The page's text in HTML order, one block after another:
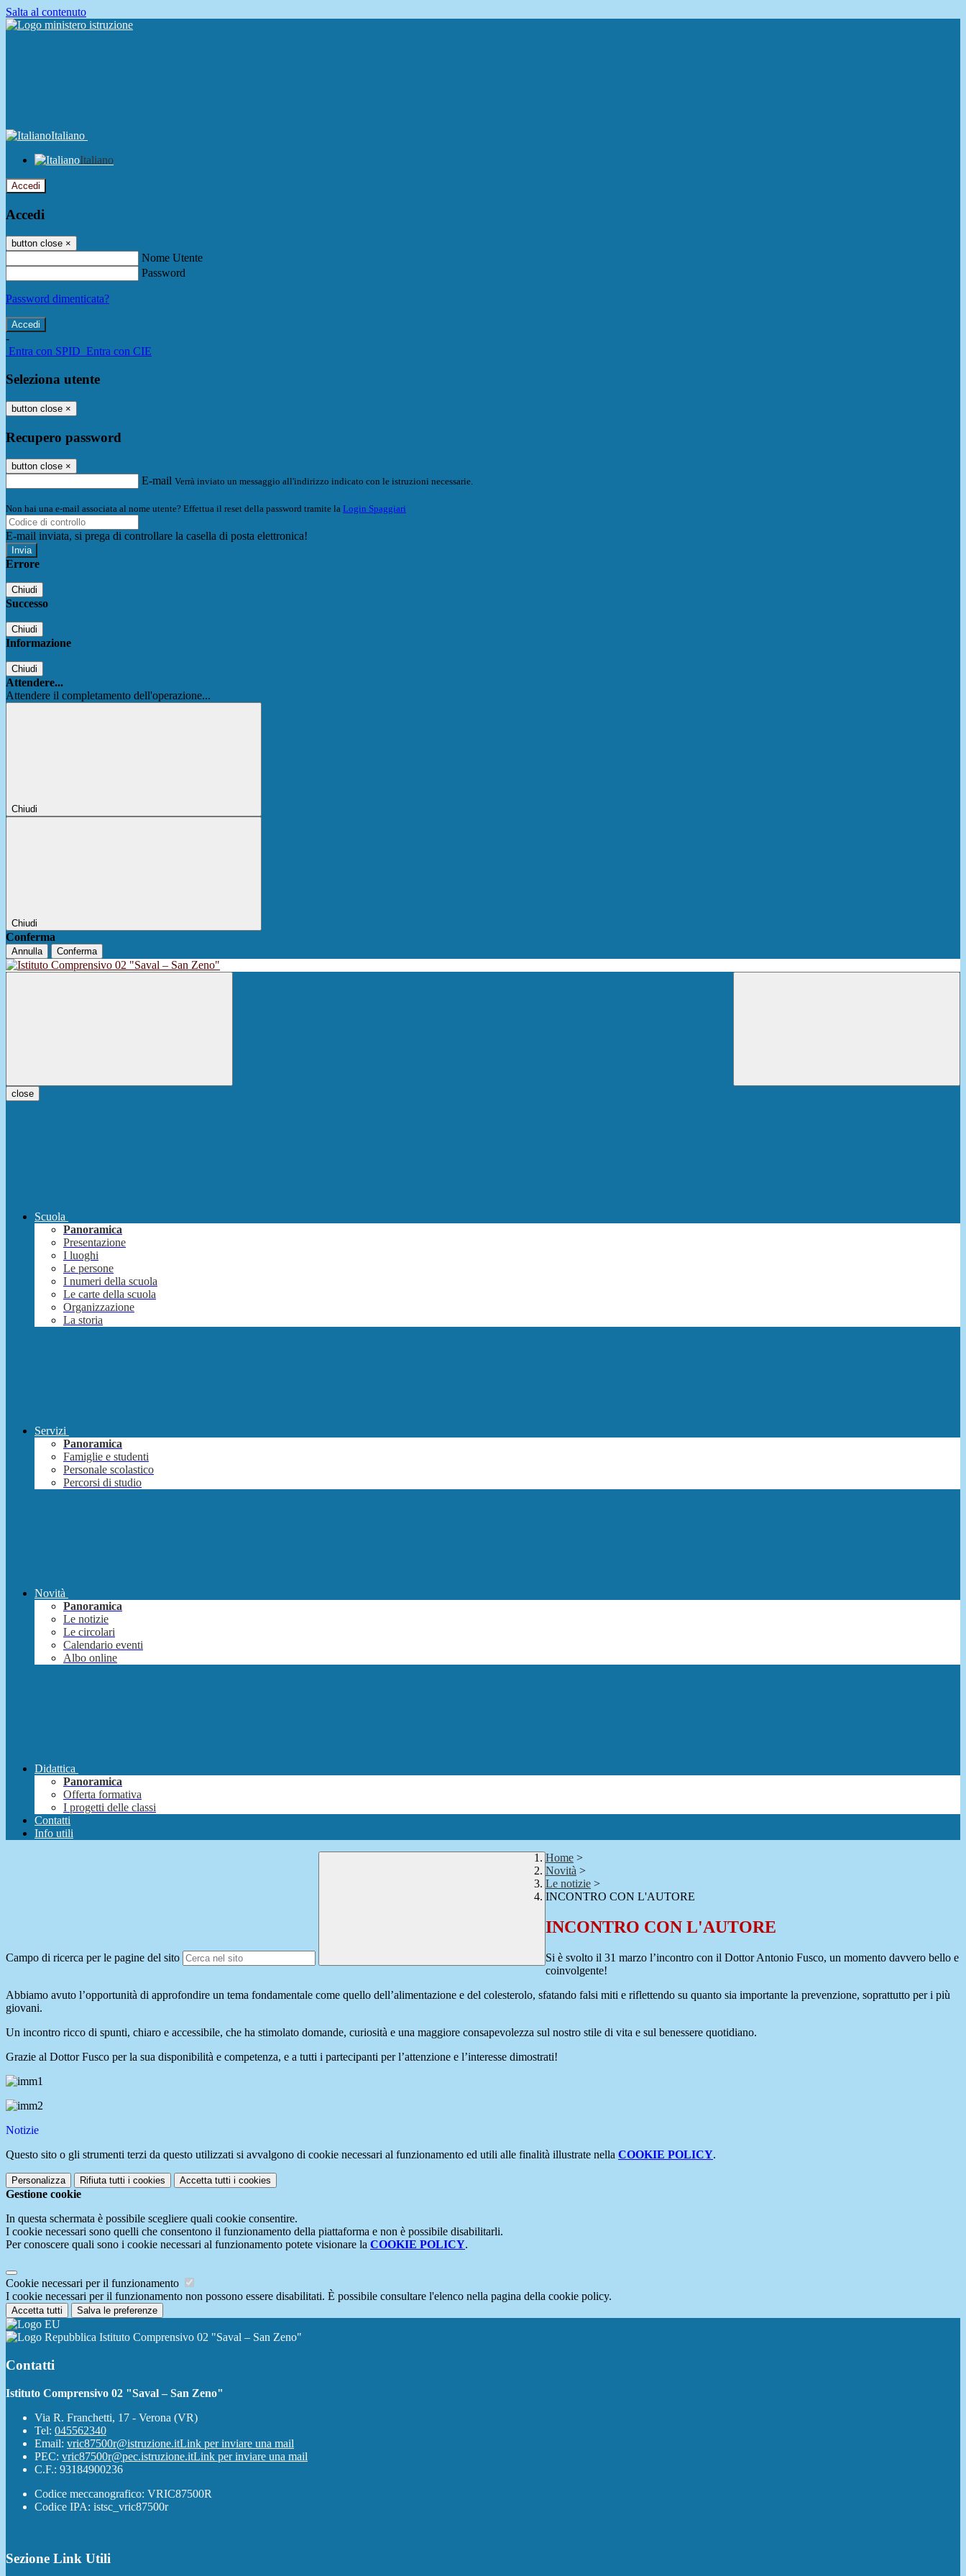
Salta al contenuto
Italiano
Italiano
Accedi
Accedi
button close ×
Nome Utente
Password
Password dimenticata?
-
Entra con SPID Entra con CIE
Seleziona utente
button close ×
Recupero password
button close ×
E-mail Verrà inviato un messaggio all'indirizzo indicato con le istruzioni necessarie.
Non hai una e-mail associata al nome utente? Effettua il reset della password tramite la Login Spaggiari
E-mail inviata, si prega di controllare la casella di posta elettronica!
Errore
Chiudi
Successo
Chiudi
Informazione
Chiudi
Attendere...
Attendere il completamento dell'operazione...
Chiudi
Chiudi
Conferma
Annulla Conferma
close
Scuola
Panoramica
Presentazione
I luoghi
Le persone
I numeri della scuola
Le carte della scuola
Organizzazione
La storia
Servizi
Panoramica
Famiglie e studenti
Personale scolastico
Percorsi di studio
Novità
Panoramica
Le notizie
Le circolari
Calendario eventi
Albo online
Didattica
Panoramica
Offerta formativa
I progetti delle classi
Contatti
Info utili
Campo di ricerca per le pagine del sito
Home >
Novità >
Le notizie >
INCONTRO CON L'AUTORE
INCONTRO CON L'AUTORE
Si è svolto il 31 marzo l’incontro con il Dottor Antonio Fusco, un momento davvero bello e
coinvolgente!
Abbiamo avuto l’opportunità di approfondire un tema fondamentale come quello dell’alimentazione e del colesterolo, sfatando falsi miti e riflettendo su quanto sia importante la prevenzione, soprattutto per i più
giovani.
Un incontro ricco di spunti, chiaro e accessibile, che ha stimolato domande, curiosità e una maggiore consapevolezza sul nostro stile di vita e sul benessere quotidiano.
Grazie al Dottor Fusco per la sua disponibilità e competenza, e a tutti i partecipanti per l’attenzione e l’interesse dimostrati!
Notizie
Questo sito o gli strumenti terzi da questo utilizzati si avvalgono di cookie necessari al funzionamento ed utili alle finalità illustrate nella COOKIE POLICY.
Personalizza Rifiuta tutti i cookies Accetta tutti i cookies
Gestione cookie
In questa schermata è possibile scegliere quali cookie consentire.
I cookie necessari sono quelli che consentono il funzionamento della piattaforma e non è possibile disabilitarli.
Per conoscere quali sono i cookie necessari al funzionamento potete visionare la COOKIE POLICY.
Cookie necessari per il funzionamento
I cookie necessari per il funzionamento non possono essere disabilitati. È possibile consultare l'elenco nella pagina della cookie policy.
Accetta tutti Salva le preferenze
Istituto Comprensivo 02 "Saval – San Zeno"
Contatti
Istituto Comprensivo 02 "Saval – San Zeno"
Via R. Franchetti, 17 - Verona (VR)
Tel: 045562340
Email: vric87500r@istruzione.itLink per inviare una mail
PEC: vric87500r@pec.istruzione.itLink per inviare una mail
C.F.: 93184900236
Codice meccanografico: VRIC87500R
Codice IPA: istsc_vric87500r
Sezione Link Utili